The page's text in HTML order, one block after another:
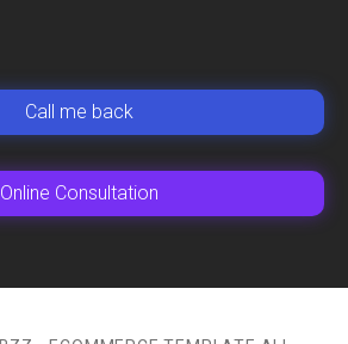
Сall me back
Online Сonsultation